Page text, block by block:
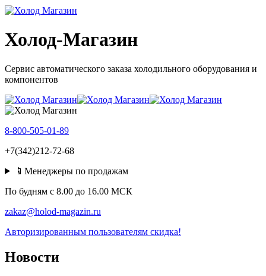
Холод-Магазин
Сервис автоматического заказа холодильного оборудования и
компонентов
8-800-505-01-89
+7(342)212-72-68
📱Менеджеры по продажам
По будням c 8.00 до 16.00 МСК
zakaz@holod-magazin.ru
Авторизированным пользователям скидка!
Новости